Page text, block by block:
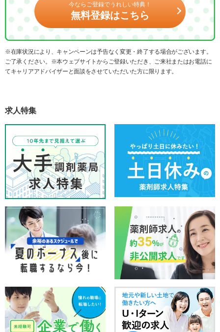
今ならご登録でうれしい特典！
無料登録はこちら
※在庫状況により、キャンペーンは予告なく変更・終了する場合がございます。
ご了承ください。※本ウェブサイトからご登録いただき、ご来社またはお電話に
てキャリアアドバイザーと面談をさせていただいた方に限ります。
求人特集